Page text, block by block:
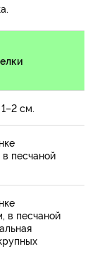
см.
песчаной
в песчаной